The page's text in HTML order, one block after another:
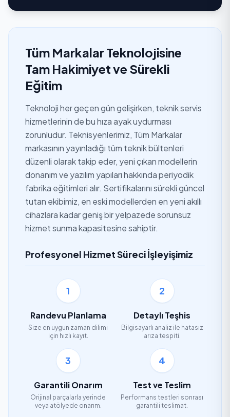
Tüm Markalar Teknolojisine
Tam Hakimiyet ve Sürekli
Eğitim
Teknoloji her geçen gün gelişirken, teknik servis
hizmetlerinin de bu hıza ayak uydurması
zorunludur. Teknisyenlerimiz, Tüm Markalar
markasının yayınladığı tüm teknik bültenleri
düzenli olarak takip eder, yeni çıkan modellerin
donanım ve yazılım yapıları hakkında periyodik
fabrika eğitimleri alır. Sertifikalarını sürekli güncel
tutan ekibimiz, en eski modellerden en yeni akıllı
cihazlara kadar geniş bir yelpazede sorunsuz
hizmet sunma kapasitesine sahiptir.
Profesyonel Hizmet Süreci İşleyişimiz
1
Randevu Planlama
Size en uygun zaman dilimi
için hızlı kayıt.
2
Detaylı Teşhis
Bilgisayarlı analiz ile hatasız
arıza tespiti.
3
Garantili Onarım
Orijinal parçalarla yerinde
veya atölyede onarım.
4
Test ve Teslim
Performans testleri sonrası
garantili teslimat.